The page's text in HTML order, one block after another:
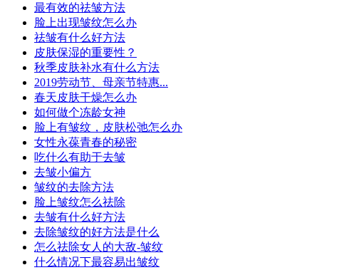
最有效的祛皱方法
脸上出现皱纹怎么办
祛皱有什么好方法
皮肤保湿的重要性？
秋季皮肤补水有什么方法
2019劳动节、母亲节特惠...
春天皮肤干燥怎么办
如何做个冻龄女神
脸上有皱纹，皮肤松弛怎么办
女性永葆青春的秘密
吃什么有助于去皱
去皱小偏方
皱纹的去除方法
脸上皱纹怎么祛除
去皱有什么好方法
去除皱纹的好方法是什么
怎么祛除女人的大敌-皱纹
什么情况下最容易出皱纹